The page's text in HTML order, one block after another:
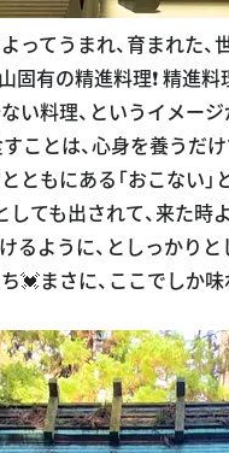
ってうまれ、育まれた、
固有の精進料理❗️ 精進料
い料理、というイメー
ことは、心身を養うだ
ともにある「おこない」
しても出されて、来た時
るように、としっかり
💓まさに、ここでしか味